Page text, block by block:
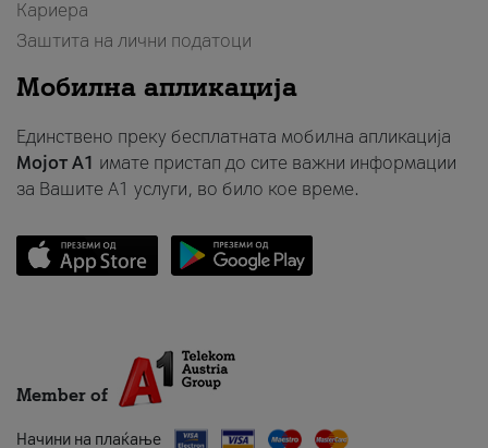
Кариера
Заштита на лични податоци
Мобилна апликација
Единствено преку бесплатната мобилна апликација
Мојот A1 имате пристап до сите важни информации
за Вашите A1 услуги, во било кое време.
Member of
Начини на плаќање